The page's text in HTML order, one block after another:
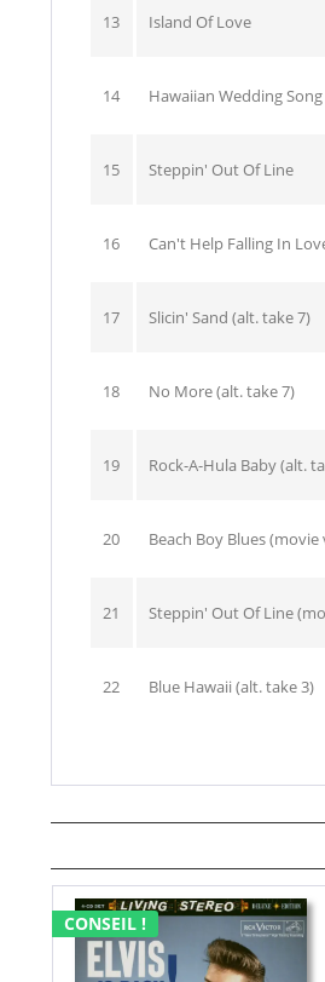
13 Island Of Love
14 Hawaiian Wedding Song
15 Steppin' Out Of Line
16 Can't Help Falling In
17 Slicin' Sand (alt. take 7)
18 No More (alt. take 7)
19 Rock-A-Hula Baby (alt.
20 Beach Boy Blues
21 Steppin' Out Of Line
22 Blue Hawaii (alt. take 3)
CONSEIL !